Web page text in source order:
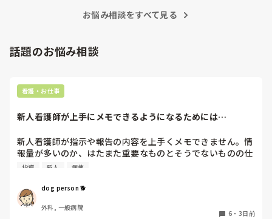
の意味があるのか疑問です。
やったことないの！？もう10ヶ月なんだから、未経験なこと
新人さんが可愛そう、と感じることもある反面、ペアの先輩
が何か処置をしているけど、ペアの新人はのんびり記録して
がいいんじゃないの？」と声をかけても、「記録終わってな
早く色々覚えたい！という、意欲があまり感じられず…これ
はPNS云々よりも、その新人の性格かな？とも思いました
が、ほとんどの新人に当てはまりました。。。時代柄でしょ
私はどちらかといえば、PNSは好きじゃありません。
でもPNSでやれというからには、もっと業務量に見合った、
新人を指導しながら業務ができるゆとりが欲しいです。
いと思います。昔は患者様、スタッフ全員に目を配れる人が沢
るなら実施してみてはどうでしょうか⁉️そういう事と思います
お悩み相談をすべて見る
話題のお悩み相談
看護・お仕事
新人看護師が上手にメモできるようになるためには…
新人看護師が指示や報告の内容を上手くメモできません。情
報量が多いのか、はたまた重要なものとそうでないものの仕
分けができないのか…  肝心な事柄を逃してしまいます。何
示・報告するよう皆で努力しています。
指導 新人 病棟
dog person 🐕
外科, 一般病院
6 ・ 3日前